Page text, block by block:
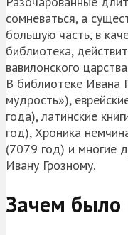
сомневаться, а
большую часть, в
библиотека,
вавилонского
В библиотеке Ивана
мудрость»),
года), латинские
год), Хроника
(7079 год) и многие
Ивану Грозному.
Зачем было